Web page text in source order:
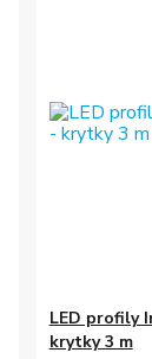
LED profily
krytky 3 m